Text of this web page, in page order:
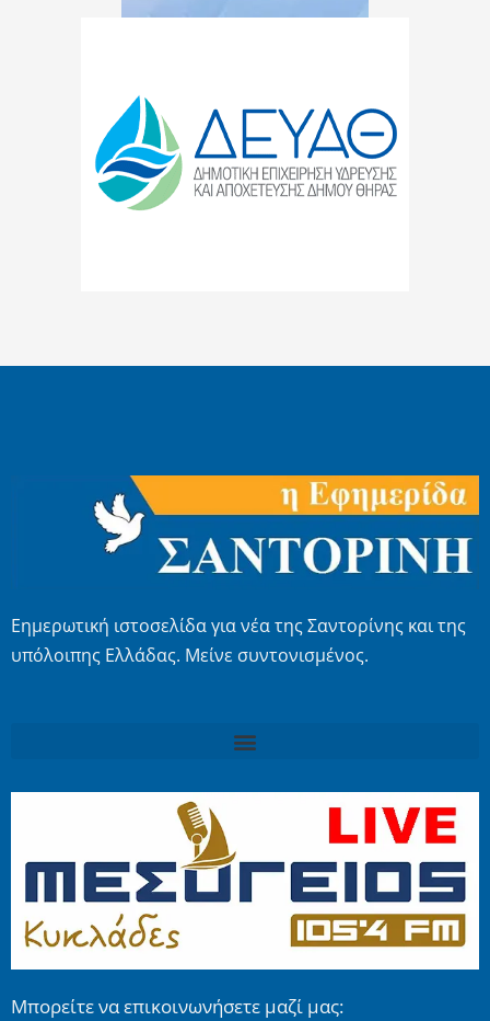
Εημερωτική ιστοσελίδα για νέα της Σαντορίνης και της
υπόλοιπης Ελλάδας. Μείνε συντονισμένος.
Μπορείτε να επικοινωνήσετε μαζί μας: